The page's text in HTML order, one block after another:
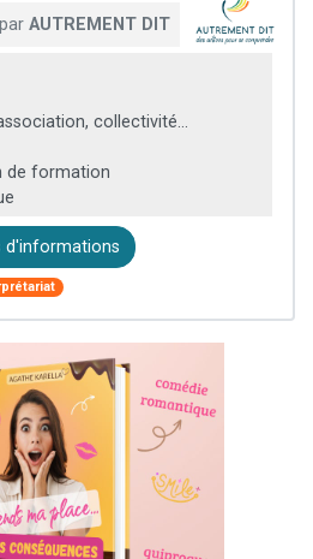
par AUTREMENT DIT
collectivité...
de formation
d'informations